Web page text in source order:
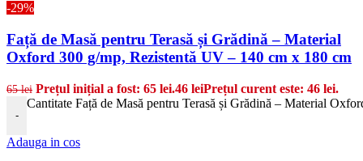
-29%
Față de Masă pentru Terasă și Grădină – Material
Oxford 300 g/mp, Rezistentă UV – 140 cm x 180 cm
65lei Prețul inițial a fost: 65 lei.46 leiPrețul curent este: 46 lei.
-
Cantitate Față de Masă pentru Terasă și Grădină – Material
Adauga in cos